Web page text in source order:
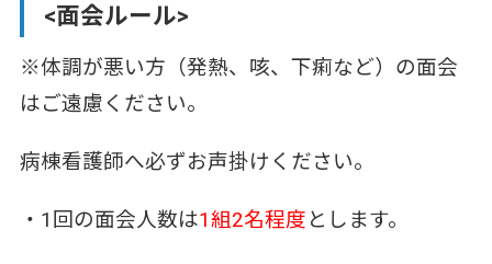
<面会ルール>
※体調が悪い方（発熱、咳、下痢など）の面会
はご遠慮ください。
病棟看護師へ必ずお声掛けください。
・1回の面会人数は1組2名程度 とします。